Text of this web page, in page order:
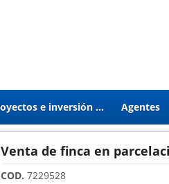
Proyectos e inversión en Estados Unidos Agentes
Venta de finca en
COD. 7229528